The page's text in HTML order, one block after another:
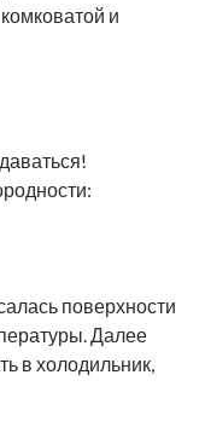
и
поверхности
Далее
в холодильник,